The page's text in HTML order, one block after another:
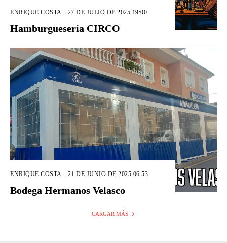
ENRIQUE COSTA - 27 DE JULIO DE 2025 19:00
Hamburguesería CIRCO
ENRIQUE COSTA - 21 DE JUNIO DE 2025 06:53
Bodega Hermanos Velasco
CARGAR MÁS